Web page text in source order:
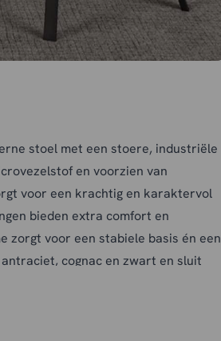
stoel met een stoere, industriële
en voorzien van
voor een krachtig en karaktervol
bieden extra comfort en
zorgt voor een stabiele basis én een
cognac en zwart en sluit